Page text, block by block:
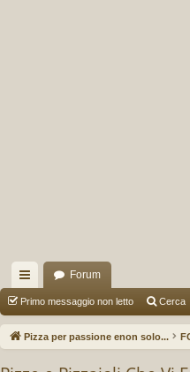
oll
eg
Forum
Primo messaggio non letto Cerca
Pizza per passione enon solo...